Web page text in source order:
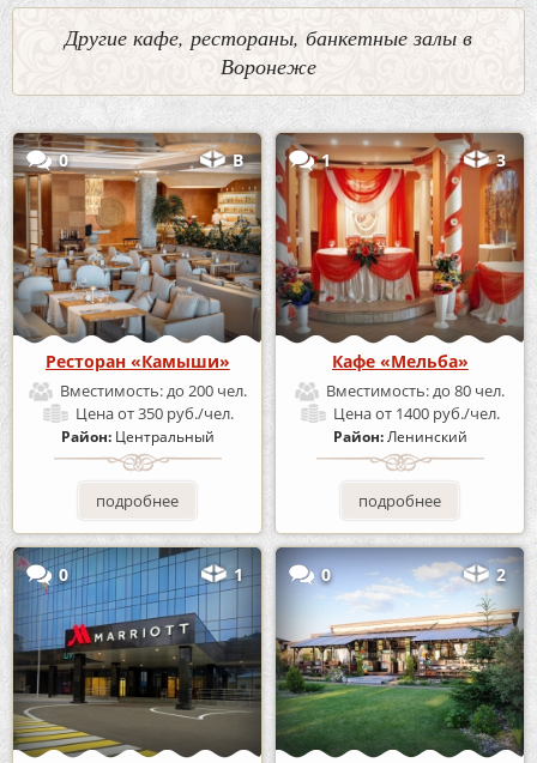
Другие кафе, рестораны, банкетные залы в
Воронеже
0 В
Ресторан «Камыши»
Вместимость:до 200 чел.
Ценаот 350 руб./чел.
Район: Центральный
подробнее
1 3
Кафе «Мельба»
Вместимость:до 80 чел.
Ценаот 1400 руб./чел.
Район:Ленинский
подробнее
0 1 0 2